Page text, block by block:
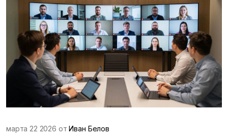
марта 22 2026 отИван Белов